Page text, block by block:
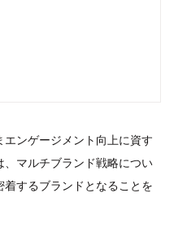
ンゲージメント向上に資す
マルチブランド戦略につい
するブランドとなることを